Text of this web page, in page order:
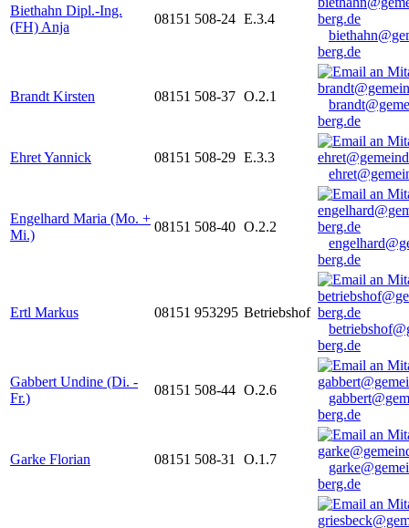
Biethahn Dipl.-Ing.
(FH) Anja
08151 508-24 E.3.4
berg.de
Brandt Kirsten 08151 508-37 O.2.1
berg.de
Ehret Yannick 08151 508-29 E.3.3
Engelhard Maria (Mo. +
Mi.)
08151 508-40 O.2.2
berg.de
Ertl Markus 08151 953295 Betriebshof
berg.de
Gabbert Undine (Di. -
Fr.)
08151 508-44 O.2.6
berg.de
Garke Florian 08151 508-31 O.1.7
berg.de